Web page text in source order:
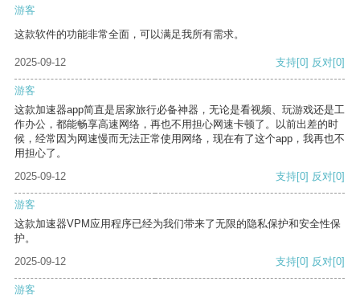
游客
这款软件的功能非常全面，可以满足我所有需求。
2025-09-12 支持[0] 反对[0]
游客
这款加速器app简直是居家旅行必备神器，无论是看视频、玩游戏还是工
作办公，都能畅享高速网络，再也不用担心网速卡顿了。以前出差的时
候，经常因为网速慢而无法正常使用网络，现在有了这个app，我再也不
用担心了。
2025-09-12
支持[0] 反对[0]
游客
这款加速器VPM应用程序已经为我们带来了无限的隐私保护和安全性保
护。
2025-09-12
支持[0] 反对[0]
游客